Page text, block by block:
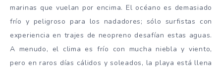
marinas que vuelan por encima. El océano es demasiado
frío y peligroso para los nadadores; sólo surfistas con
experiencia en trajes de neopreno desafían estas aguas.
A menudo, el clima es frío con mucha niebla y viento,
pero en raros días cálidos y soleados, la playa está llena